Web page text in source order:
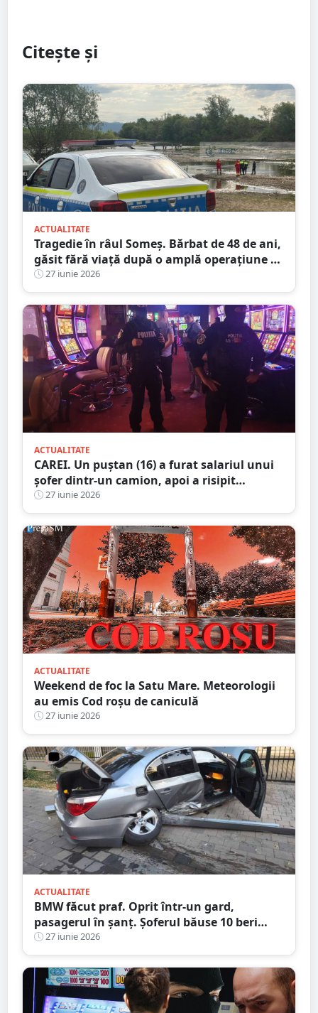
Citește și
ACTUALITATE
Tragedie în râul Someș. Bărbat de 48 de ani,
găsit fără viață după o amplă operațiune de
căutare cu scafandri și bărci de intervenție
27 iunie 2026
ACTUALITATE
CAREI. Un puștan (16) a furat salariul unui
șofer dintr-un camion, apoi a risipit
aproape toți banii la păcănele
27 iunie 2026
ACTUALITATE
Weekend de foc la Satu Mare. Meteorologii
au emis Cod roșu de caniculă
27 iunie 2026
ACTUALITATE
BMW făcut praf. Oprit într-un gard,
pasagerul în șanț. Șoferul băuse 10 beri
înainte să urce la volan
27 iunie 2026